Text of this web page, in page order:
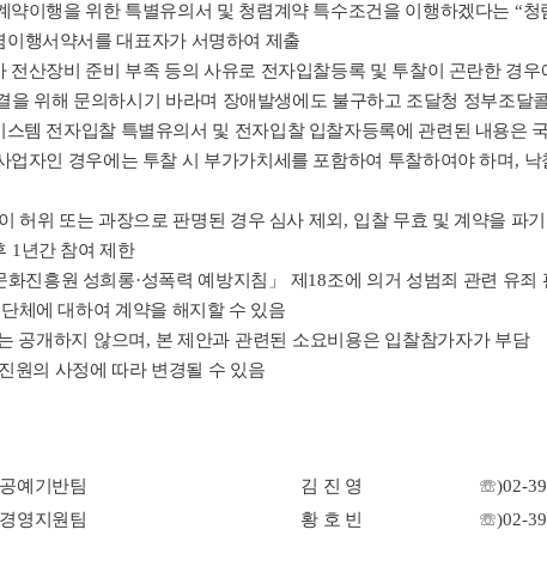
약이행을 위한 특별유의서 및 청렴계약 특수조건을 이행하겠다는 “청
이행서약서를 대표자가 서명하여 제출
전산장비 준비 부족 등의 사유로 전자입찰등록 및 투찰이 곤란한 경우
을 위해 문의하시기 바라며 장애발생에도 불구하고 조달청 정부조
스템 전자입찰 특별유의서 및 전자입찰 입찰자등록에 관련된 내용은
업자인 경우에는 투찰 시 부가가치세를 포함하여 투찰하여야 하며 , 낙
허위 또는 과장으로 판명된 경우 심사 제외 , 입찰 무효 및 계약을 파
1년간 참여 제한
화진흥원 성희롱·성폭력 예방지침 」 제 18조에 의거 성범죄 관련 유죄
체에 대하여 계약을 해지할 수 있음
공개하지 않으며 , 본 제안과 관련된 소요비용은 입찰참가자가 부담
원의 사정에 따라 변경될 수 있음
공예기반팀 김 진 영 ☏)02-
경영지원팀 황 호 빈 ☏)02-